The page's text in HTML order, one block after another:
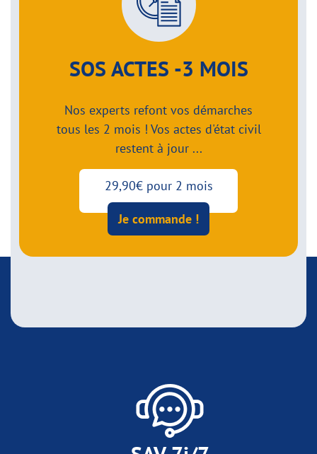
SOS ACTES -3 MOIS
Nos experts refont vos démarches
tous les 2 mois ! Vos actes d'état civil
restent à jour ...
29,90€ pour 2 mois
Je commande !